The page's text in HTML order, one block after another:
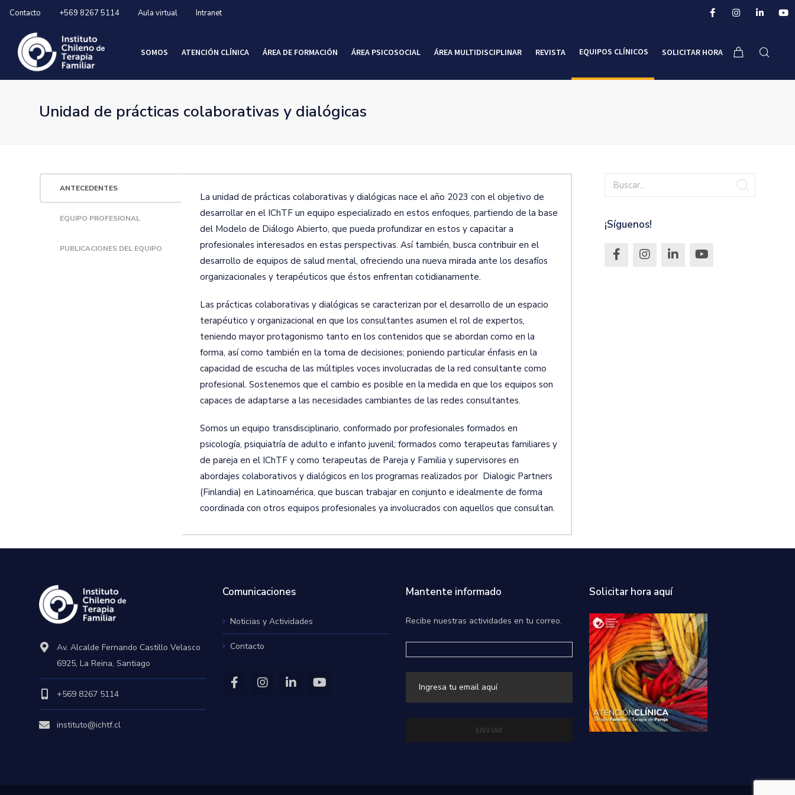
Contacto +569 8267 5114 Aula virtual Intranet
SOMOS ATENCIÓN CLÍNICA ÁREA DE FORMACIÓN ÁREA PSICOSOCIAL ÁREA MULTIDISCIPLINAR REVISTA EQUIPOS CLÍNICOS SOLICITAR HORA
Unidad de prácticas colaborativas y dialógicas
ANTECEDENTES
EQUIPO PROFESIONAL
PUBLICACIONES DEL EQUIPO
La unidad de prácticas colaborativas y dialógicas nace el año 2023 con el objetivo de
desarrollar en el IChTF un equipo especializado en estos enfoques, partiendo de la base
del Modelo de Diálogo Abierto, que pueda profundizar en estos y capacitar a
profesionales interesados en estas perspectivas. Así también, busca contribuir en el
desarrollo de equipos de salud mental, ofreciendo una nueva mirada ante los desafíos
organizacionales y terapéuticos que éstos enfrentan cotidianamente.
Las prácticas colaborativas y dialógicas se caracterizan por el desarrollo de un espacio
terapéutico y organizacional en que los consultantes asumen el rol de expertos,
teniendo mayor protagonismo tanto en los contenidos que se abordan como en la
forma, así como también en la toma de decisiones; poniendo particular énfasis en la
capacidad de escucha de las múltiples voces involucradas de la red consultante como
profesional. Sostenemos que el cambio es posible en la medida en que los equipos son
capaces de adaptarse a las necesidades cambiantes de las redes consultantes.
Somos un equipo transdisciplinario, conformado por profesionales formados en
psicología, psiquiatría de adulto e infanto juvenil; formados como terapeutas familiares y
de pareja en el IChTF y como terapeutas de Pareja y Familia y supervisores en
abordajes colaborativos y dialógicos en los programas realizados por Dialogic Partners
(Finlandia) en Latinoamérica, que buscan trabajar en conjunto e idealmente de forma
coordinada con otros equipos profesionales ya involucrados con aquellos que consultan.
¡Síguenos!
Av. Alcalde Fernando Castillo Velasco
6925, La Reina, Santiago
+569 8267 5114
instituto@ichtf.cl
Comunicaciones
Noticias y Actividades
Contacto
Mantente informado
Recibe nuestras actividades en tu correo.
Solicitar hora aquí